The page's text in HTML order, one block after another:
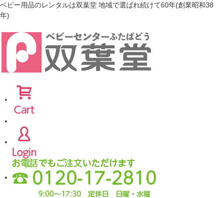
ベビー用品のレンタルは双葉堂 地域で選ばれ続けて60年(創業昭和38
年)